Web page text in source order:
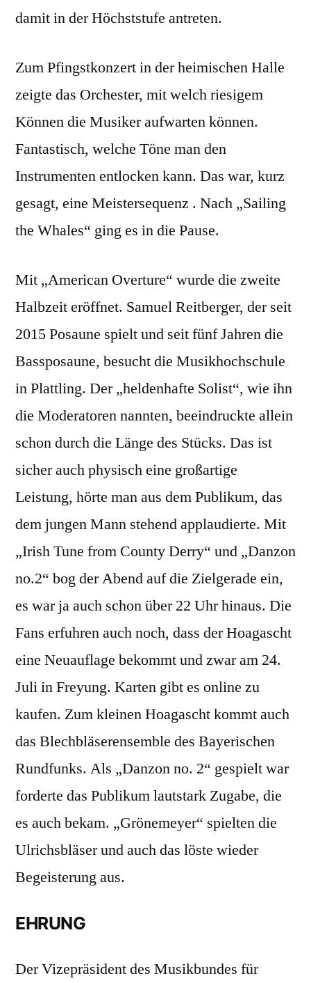
damit in der Höchststufe antreten.
Zum Pfingstkonzert in der heimischen Halle
zeigte das Orchester, mit welch riesigem
Können die Musiker aufwarten können.
Fantastisch, welche Töne man den
Instrumenten entlocken kann. Das war, kurz
gesagt, eine Meistersequenz . Nach „Sailing
the Whales“ ging es in die Pause.
Mit „American Overture“ wurde die zweite
Halbzeit eröffnet. Samuel Reitberger, der seit
2015 Posaune spielt und seit fünf Jahren die
Bassposaune, besucht die Musikhochschule
in Plattling. Der „heldenhafte Solist“, wie ihn
die Moderatoren nannten, beeindruckte allein
schon durch die Länge des Stücks. Das ist
sicher auch physisch eine großartige
Leistung, hörte man aus dem Publikum, das
dem jungen Mann stehend applaudierte. Mit
„Irish Tune from County Derry“ und „Danzon
no.2“ bog der Abend auf die Zielgerade ein,
es war ja auch schon über 22 Uhr hinaus. Die
Fans erfuhren auch noch, dass der Hoagascht
eine Neuauflage bekommt und zwar am 24.
Juli in Freyung. Karten gibt es online zu
kaufen. Zum kleinen Hoagascht kommt auch
das Blechbläserensemble des Bayerischen
Rundfunks. Als „Danzon no. 2“ gespielt war
forderte das Publikum lautstark Zugabe, die
es auch bekam. „Grönemeyer“ spielten die
Ulrichsbläser und auch das löste wieder
Begeisterung aus.
EHRUNG
Der Vizepräsident des Musikbundes für